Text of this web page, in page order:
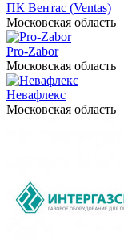
ПК Вентас (Ventas)
Московская область
Pro-Zabor
Московская область
Невафлекс
Московская область